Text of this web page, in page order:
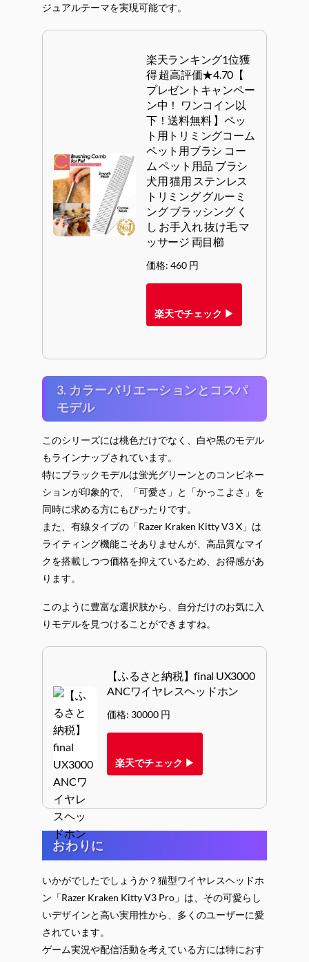
ジュアルテーマを実現可能です。
楽天ランキング1位獲
得 超高評価★4.70【
プレゼントキャンペー
ン中！ ワンコイン以
下！送料無料 】ペッ
ト用トリミングコーム
ペット用ブラシ コー
ム ペット用品 ブラシ
犬用 猫用 ステンレス
トリミング グルーミ
ング ブラッシング く
し お手入れ 抜け毛 マ
ッサージ 両目櫛
価格: 460 円
楽天でチェック ▶
3. カラーバリエーションとコスパ
モデル
このシリーズには桃色だけでなく、白や黒のモデル
もラインナップされています。
特にブラックモデルは蛍光グリーンとのコンビネー
ションが印象的で、「可愛さ」と「かっこよさ」を
同時に求める方にもぴったりです。
また、有線タイプの「Razer Kraken Kitty V3 X」は
ライティング機能こそありませんが、高品質なマイ
クを搭載しつつ価格を抑えているため、お得感があ
ります。
このように豊富な選択肢から、自分だけのお気に入
りモデルを見つけることができますね。
【ふるさと納税】final UX3000
ANCワイヤレスヘッドホン
価格: 30000 円
楽天でチェック ▶
おわりに
いかがでしたでしょうか？猫型ワイヤレスヘッドホ
ン「Razer Kraken Kitty V3 Pro」は、その可愛らし
いデザインと高い実用性から、多くのユーザーに愛
されています。
ゲーム実況や配信活動を考えている方には特におす